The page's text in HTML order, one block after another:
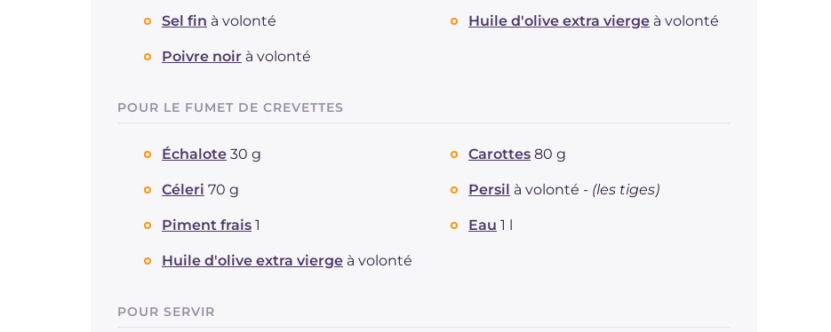
Sel fin à volonté Huile d'olive extra vierge à volonté
Poivre noir à volonté
POUR LE FUMET DE CREVETTES
Échalote 30 g Carottes 80 g
Céleri 70 g Persil à volonté - (les tiges)
Piment frais 1 Eau 1 l
Huile d'olive extra vierge à volonté
POUR SERVIR